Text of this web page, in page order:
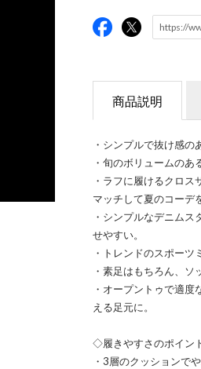
商品説明
・シンプルで抜け感
・旬のボリュームのあ
・ラフに履けるクロ
マッチして夏のコーデ
・シンプルなデニム
せやすい。
・トレンドのスポー
・素足はもちろん、ソ
・オープントゥで適
える足元に。
◇履きやすさのポイン
・3層のクッションで